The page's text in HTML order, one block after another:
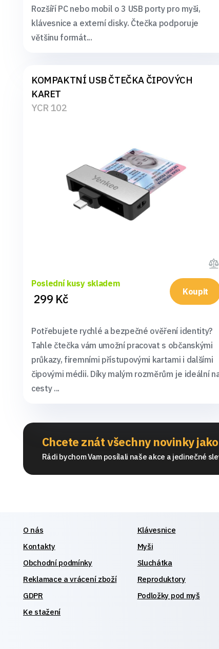
Rozšíří PC nebo mobil o 3 USB porty pro myši,
klávesnice a externí disky. Čtečka podporuje
většinu formát...
KOMPAKTNÍ USB ČTEČKA ČIPOVÝCH
KARET
YCR 102
Poslední kusy skladem
299 Kč Koupit
Potřebujete rychlé a bezpečné ověření identity?
Tahle čtečka vám umožní pracovat s občanskými
průkazy, firemními přístupovými kartami i dalšími
čipovými médii. Díky malým rozměrům je ideální
cesty ...
Chcete znát všechny novinky
Rádi bychom Vam posílali naše akce a jedinečné
O nás
Kontakty
Obchodní podmínky
Reklamace a vrácení zboží
GDPR
Ke stažení
Klávesnice
Myši
Sluchátka
Reproduktory
Podložky pod myš